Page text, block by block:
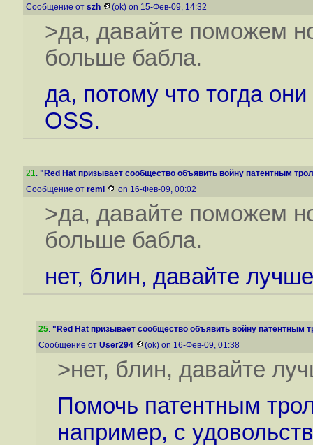
Сообщение от szh (ok) on 15-Фев-09, 14:32
>да, давайте поможем
больше бабла.
да, потому что тогда
OSS.
21. "Red Hat призывает сообщество объявить войну патентным
Сообщение от remi on 16-Фев-09, 00:02
>да, давайте поможем
больше бабла.
нет, блин, давайте
25. "Red Hat призывает сообщество объявить войну патентным
Сообщение от User294 (ok) on 16-Фев-09, 01:38
>нет, блин, давайте
Помочь патентным
например, с